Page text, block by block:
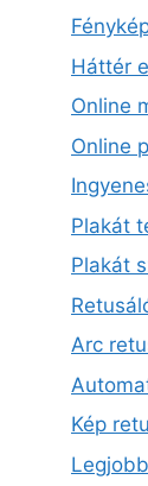
Háttér
Online
Online
Plakát
Plakát
Arc
Kép